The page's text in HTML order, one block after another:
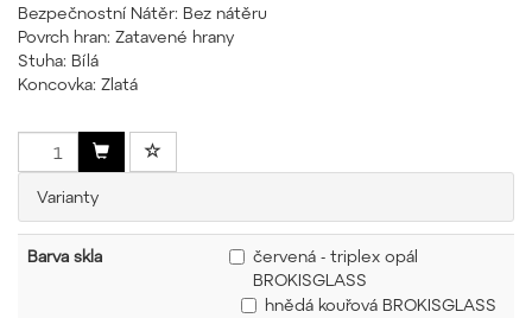
Bezpečnostní Nátěr: Bez nátěru
Povrch hran: Zatavené hrany
Stuha: Bílá
Koncovka: Zlatá
Varianty
Barva skla
červená - triplex opál
BROKISGLASS
hnědá kouřová BROKISGLASS